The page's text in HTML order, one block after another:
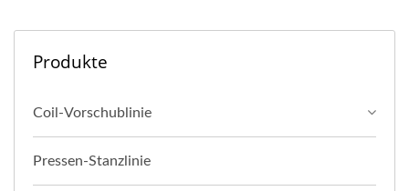
Produkte
Coil-Vorschublinie
Pressen-Stanzlinie